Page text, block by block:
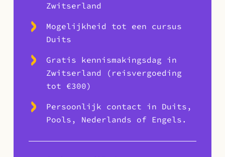
Zwitserland
Mogelijkheid tot een cursus
Duits
Gratis kennismakingsdag in
Zwitserland (reisvergoeding
tot €300)
Persoonlijk contact in Duits,
Pools, Nederlands of Engels.